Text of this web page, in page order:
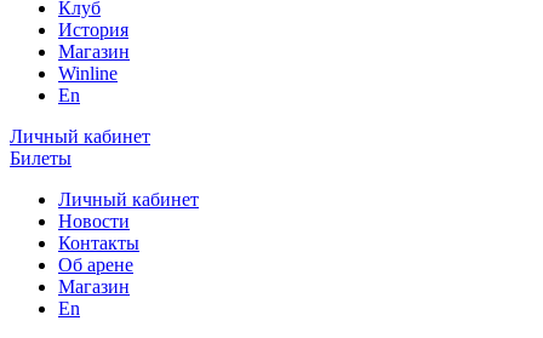
Клуб
История
Магазин
Winline
En
Личный кабинет
Билеты
Личный кабинет
Новости
Контакты
Об арене
Магазин
En